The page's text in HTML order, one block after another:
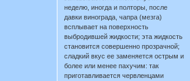
неделю, иногда и полторы, после
давки винограда, чапра (мезга)
всплывает на поверхность
выбродившей жидкости; эта жидкость
становится совершенно прозрачной;
сладкий вкус ее заменяется острым и
более или менее пахучим: так
приготавливается червленцами